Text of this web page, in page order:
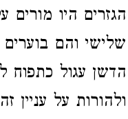
הגזרים היו
שלישי והם
הדשן עגול כתפוח
ולהורות על עניין